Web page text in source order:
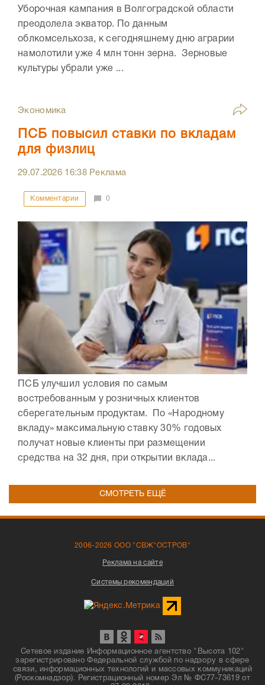
Уборочная кампания в Волгоградской области
преодолела экватор. По данным
облкомсельхоза, к сегодняшнему дню аграрии
намолотили уже 4 млн тонн зерна. Зерновые
культуры убрали уже ...
Экономика
ПСБ повысил ставки по вкладам
для физлиц
29.07.2026 16:38Реклама
Комментарии 0
ПСБ улучшил условия по самым
востребованным у розничных клиентов
сберегательным продуктам. По «Народному
вкладу» максимальную ставку 30% годовых
получат новые клиенты при размещении
средства на 32 дня, при открытии вклада...
СМОТРЕТЬ ЕЩЁ
2006-2026 ООО "СВЖ"ОСТРОВ"
Реклама на сайте
Системы рекомендаций
Сетевое издание Информационное агентство "Высота 102"
зарегистрировано Федеральной службой по надзору в сфере
связи, информационных технологий и массовых коммуникаций
(Роскомнадзор). Регистрационный номер Эл № ФС77-73619 от